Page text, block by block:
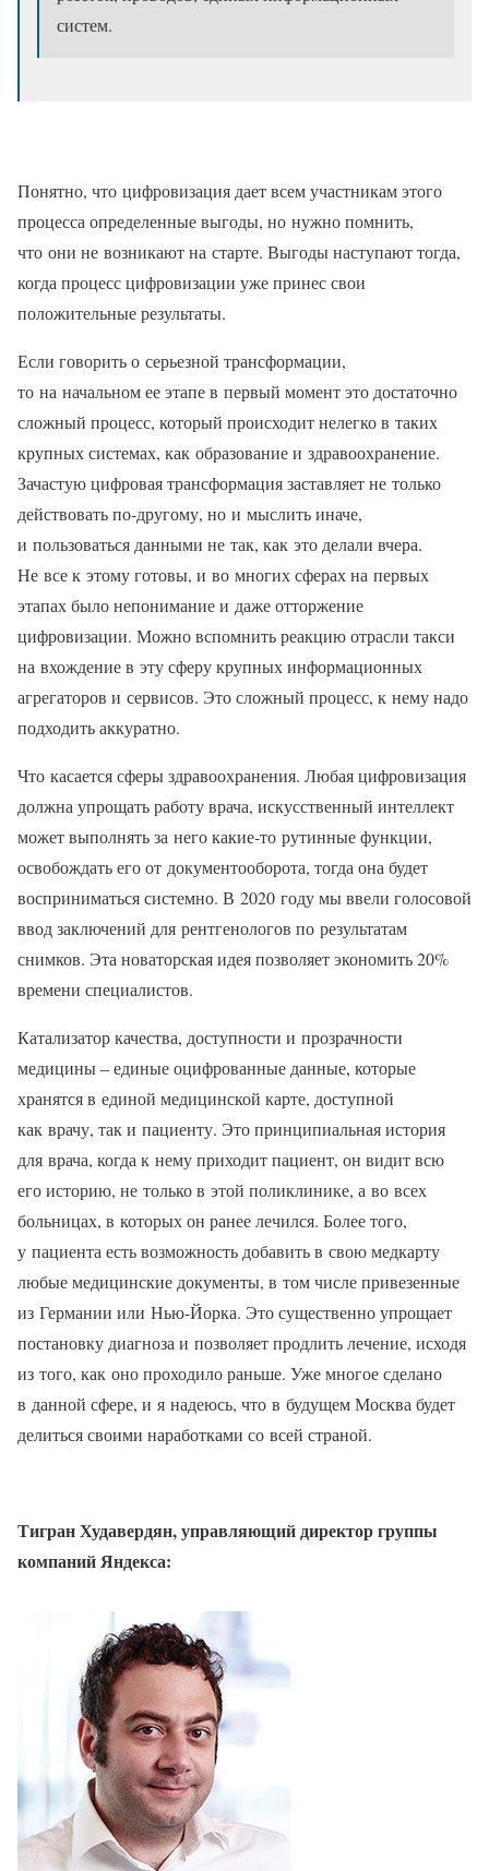
систем.
Понятно, что цифровизация дает всем участникам этого
процесса определенные выгоды, но нужно помнить,
что они не возникают на старте. Выгоды наступают тогда,
когда процесс цифровизации уже принес свои
положительные результаты.
Если говорить о серьезной трансформации,
то на начальном ее этапе в первый момент это достаточно
сложный процесс, который происходит нелегко в таких
крупных системах, как образование и здравоохранение.
Зачастую цифровая трансформация заставляет не только
действовать по‑другому, но и мыслить иначе,
и пользоваться данными не так, как это делали вчера.
Не все к этому готовы, и во многих сферах на первых
этапах было непонимание и даже отторжение
цифровизации. Можно вспомнить реакцию отрасли такси
на вхождение в эту сферу крупных информационных
агрегаторов и сервисов. Это сложный процесс, к нему надо
подходить аккуратно.
Что касается сферы здравоохранения. Любая цифровизация
должна упрощать работу врача, искусственный интеллект
может выполнять за него какие‑то рутинные функции,
освобождать его от документооборота, тогда она будет
восприниматься системно. В 2020 году мы ввели голосовой
ввод заключений для рентгенологов по результатам
снимков. Эта новаторская идея позволяет экономить 20%
времени специалистов.
Катализатор качества, доступности и прозрачности
медицины – единые оцифрованные данные, которые
хранятся в единой медицинской карте, доступной
как врачу, так и пациенту. Это принципиальная история
для врача, когда к нему приходит пациент, он видит всю
его историю, не только в этой поликлинике, а во всех
больницах, в которых он ранее лечился. Более того,
у пациента есть возможность добавить в свою медкарту
любые медицинские документы, в том числе привезенные
из Германии или Нью-Йорка. Это существенно упрощает
постановку диагноза и позволяет продлить лечение, исходя
из того, как оно проходило раньше. Уже многое сделано
в данной сфере, и я надеюсь, что в будущем Москва будет
делиться своими наработками со всей страной.
Тигран Худавердян, управляющий директор группы
компаний Яндекса: